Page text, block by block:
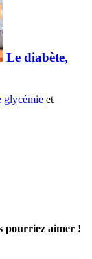
Le diabète,
glycémie et
pourriez aimer !